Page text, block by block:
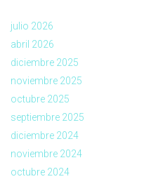
julio 2026
abril 2026
diciembre 2025
noviembre 2025
octubre 2025
septiembre 2025
diciembre 2024
noviembre 2024
octubre 2024